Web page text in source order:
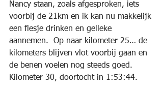
Nancy staan, zoals afgesproken, iets
voorbij de 21km en ik kan nu makkelijk
een flesje drinken en gelleke
aannemen.  Op naar kilometer 25… de
kilometers blijven vlot voorbij gaan en
de benen voelen nog steeds goed.
Kilometer 30, doortocht in 1:53:44.